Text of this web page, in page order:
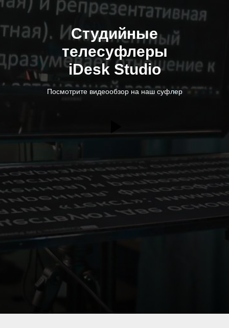
Студийные
телесуфлеры
iDesk Studio
Посмотрите видеообзор на наш суфлер